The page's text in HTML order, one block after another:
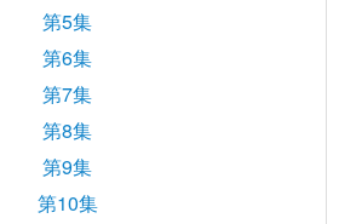
第5集
第6集
第7集
第8集
第9集
第10集